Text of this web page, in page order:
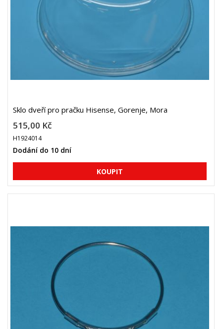
Sklo dveří pro pračku Hisense, Gorenje, Mora
515,00 Kč
H1924014
Dodání do 10 dní